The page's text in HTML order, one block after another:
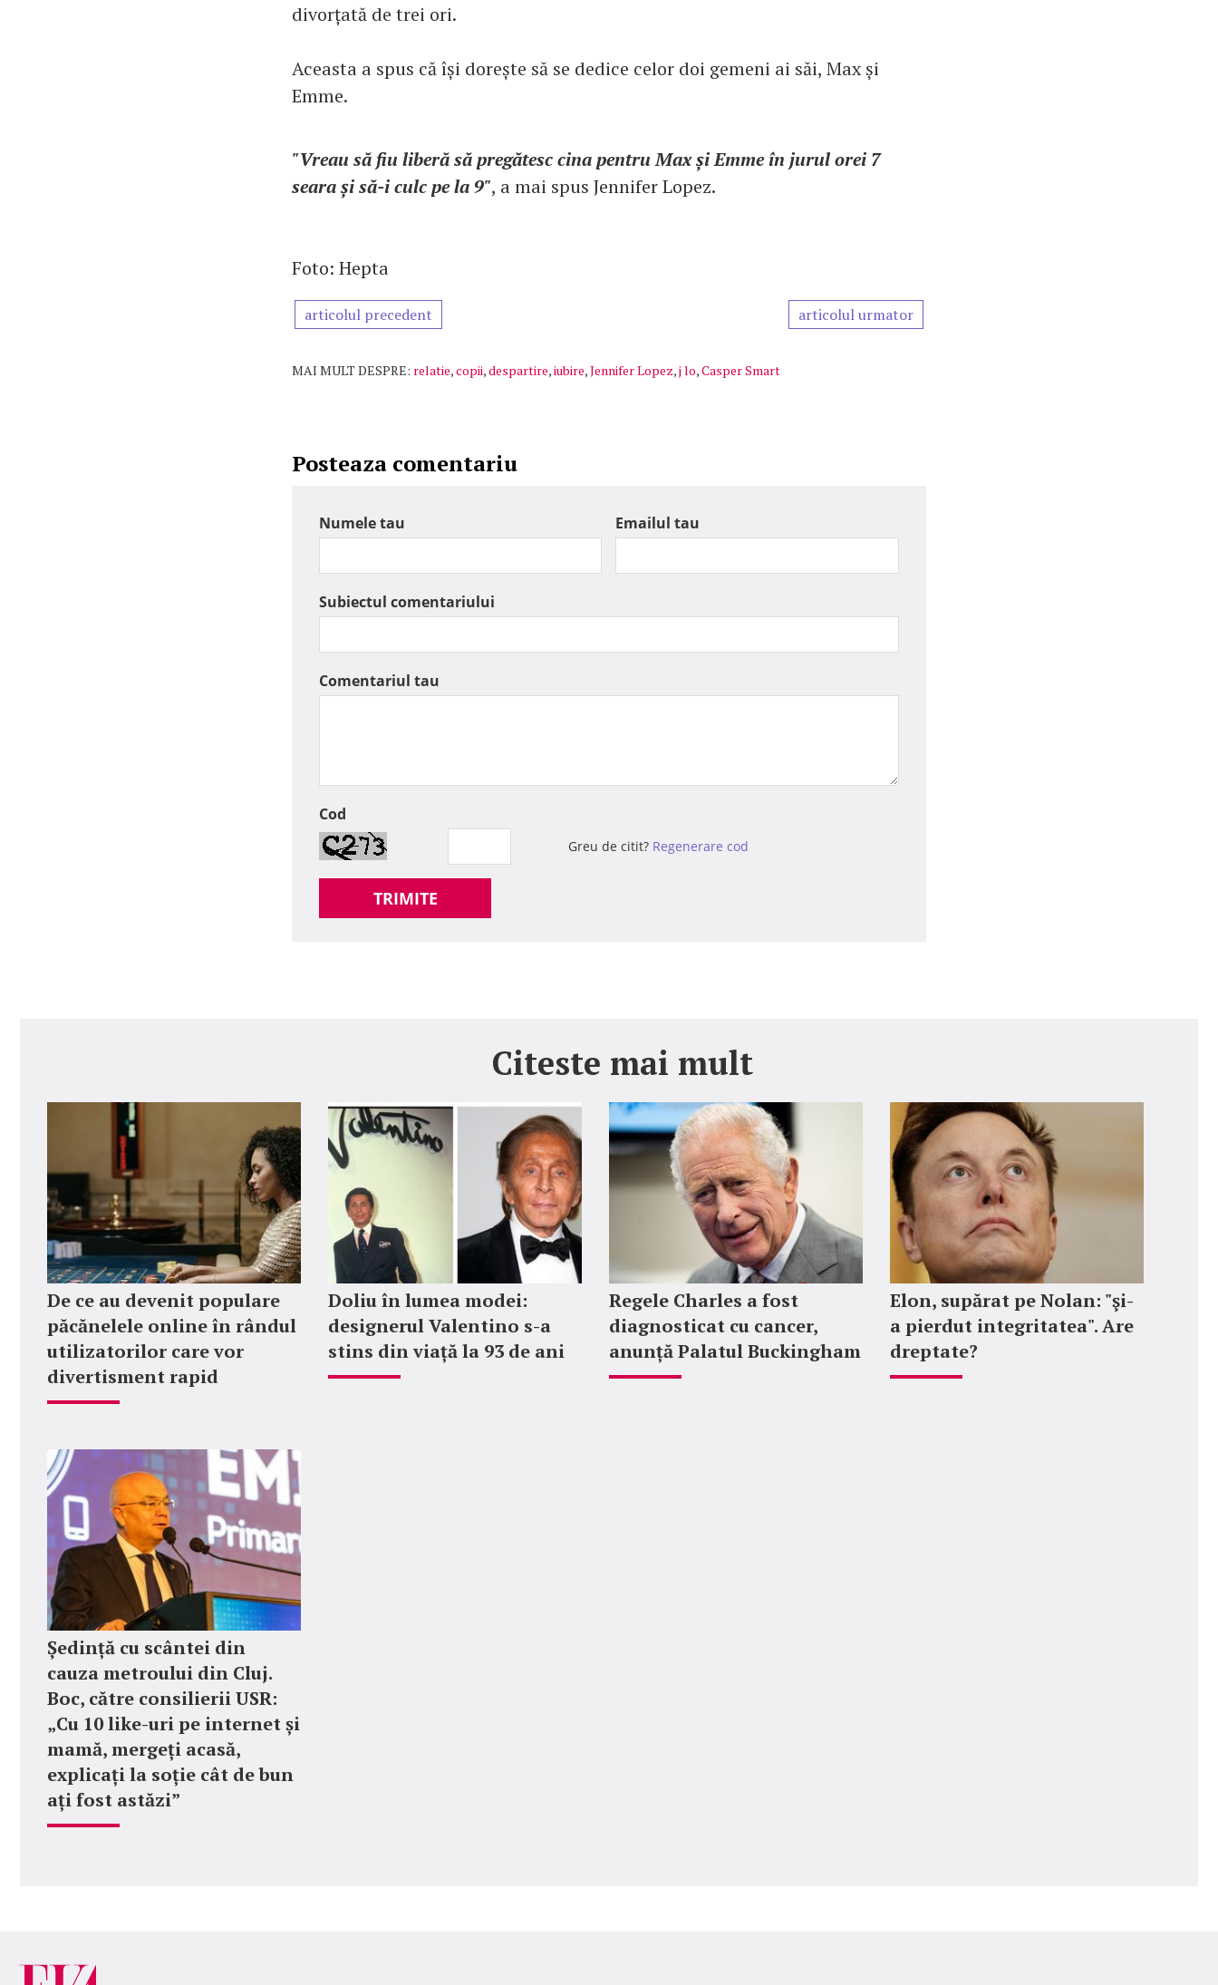
divorțată de trei ori.
Aceasta a spus că își dorește să se dedice celor doi gemeni ai săi, Max și
Emme.
"Vreau să fiu liberă să pregătesc cina pentru Max și Emme în jurul orei 7
seara și să-i culc pe la 9", a mai spus Jennifer Lopez.
Foto: Hepta
articolul precedent articolul urmator
MAI MULT DESPRE: relatie,copii,despartire,iubire,Jennifer Lopez,j lo,Casper Smart
Posteaza comentariu
Numele tau Emailul tau
Subiectul comentariului
Comentariul tau
Cod
Greu de citit? Regenerare cod
TRIMITE
Citeste mai mult
De ce au devenit populare
păcănelele online în rândul
utilizatorilor care vor
divertisment rapid
Doliu în lumea modei:
designerul Valentino s-a
stins din viață la 93 de ani
Regele Charles a fost
diagnosticat cu cancer,
anunță Palatul Buckingham
Elon, supărat pe Nolan: "şi-
a pierdut integritatea". Are
dreptate?
Ședință cu scântei din
cauza metroului din Cluj.
Boc, către consilierii USR:
„Cu 10 like-uri pe internet și
mamă, mergeți acasă,
explicați la soție cât de bun
ați fost astăzi”